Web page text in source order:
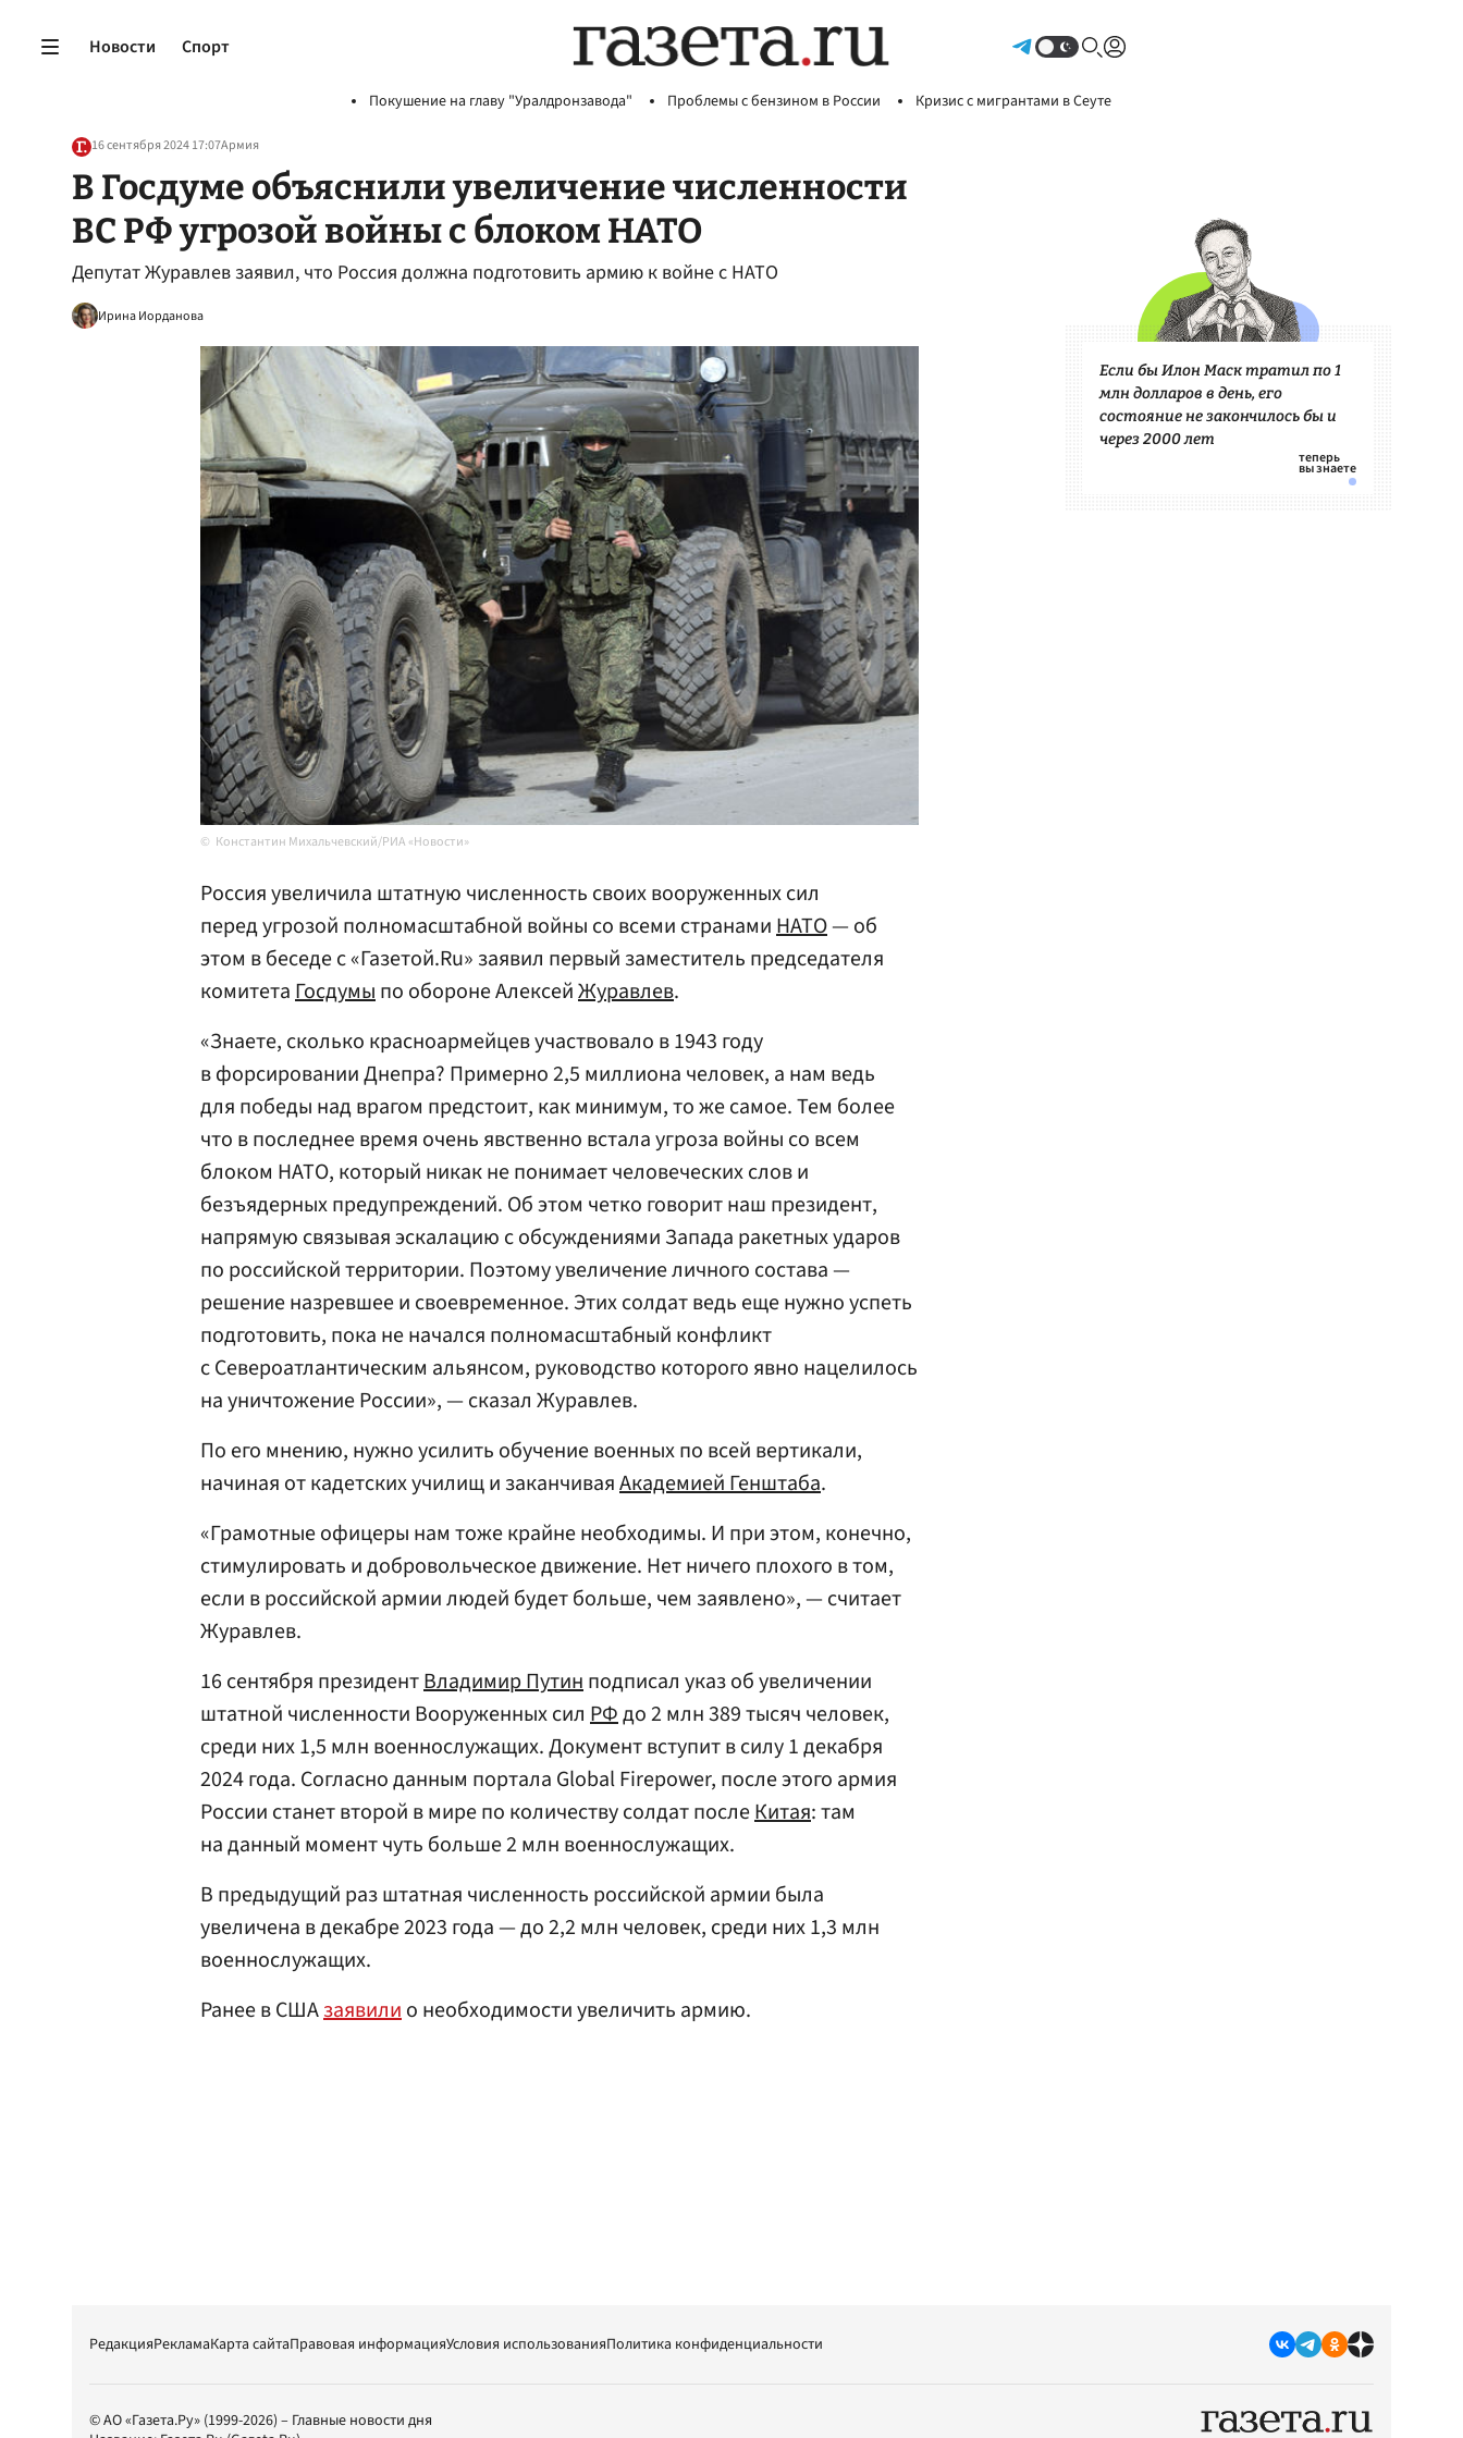
Новости Спорт
Покушение на главу "Уралдронзавода" Проблемы с бензином в России Кризис с мигрантами в Сеуте
16 сентября 2024 17:07Армия
В Госдуме объяснили увеличение численности
ВС РФ угрозой войны с блоком НАТО
Депутат Журавлев заявил, что Россия должна подготовить армию к войне с НАТО
Ирина Иорданова
Константин Михальчевский/РИА «Новости»
Россия увеличила штатную численность своих вооруженных сил
перед угрозой полномасштабной войны со всеми странамиНАТО— об
этом в беседе с «Газетой.Ru» заявил первый заместитель председателя
комитетаГосдумыпо обороне АлексейЖуравлев.
«Знаете, сколько красноармейцев участвовало в 1943 году
в форсировании Днепра? Примерно 2,5 миллиона человек, а нам ведь
для победы над врагом предстоит, как минимум, то же самое. Тем более
что в последнее время очень явственно встала угроза войны со всем
блоком НАТО, который никак не понимает человеческих слов и
безъядерных предупреждений. Об этом четко говорит наш президент,
напрямую связывая эскалацию с обсуждениями Запада ракетных ударов
по российской территории. Поэтому увеличение личного состава —
решение назревшее и своевременное. Этих солдат ведь еще нужно успеть
подготовить, пока не начался полномасштабный конфликт
с Североатлантическим альянсом, руководство которого явно нацелилось
на уничтожение России», — сказал Журавлев.
По его мнению, нужно усилить обучение военных по всей вертикали,
начиная от кадетских училищ и заканчиваяАкадемией Генштаба.
«Грамотные офицеры нам тоже крайне необходимы. И при этом, конечно,
стимулировать и добровольческое движение. Нет ничего плохого в том,
если в российской армии людей будет больше, чем заявлено», — считает
Журавлев.
16 сентября президентВладимир Путинподписал указ об увеличении
штатной численности Вооруженных сил РФдо 2 млн 389 тысяч человек,
среди них 1,5 млн военнослужащих. Документ вступит в силу 1 декабря
2024 года. Согласно данным портала Global Firepower, после этого армия
России станет второй в мире по количеству солдат послеКитая: там
на данный момент чуть больше 2 млн военнослужащих.
В предыдущий раз штатная численность российской армии была
увеличена в декабре 2023 года — до 2,2 млн человек, среди них 1,3 млн
военнослужащих.
Ранее в СШАзаявилио необходимости увеличить армию.
Если бы Илон Маск тратил по 1
млн долларов в день, его
состояние не закончилось бы и
через 2000 лет
РедакцияРекламаКарта сайтаПравовая информацияУсловия использованияПолитика конфиденциальности
© АО «Газета.Ру» (1999-2026) – Главные новости дня